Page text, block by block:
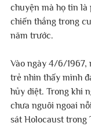
chuyện mà họ tin là
chiến thắng trong
năm trước.
Vào ngày 4/6/1967,
trẻ nhìn thấy mình
hủy diệt. Trong khi
chưa nguôi ngoai
sát Holocaust